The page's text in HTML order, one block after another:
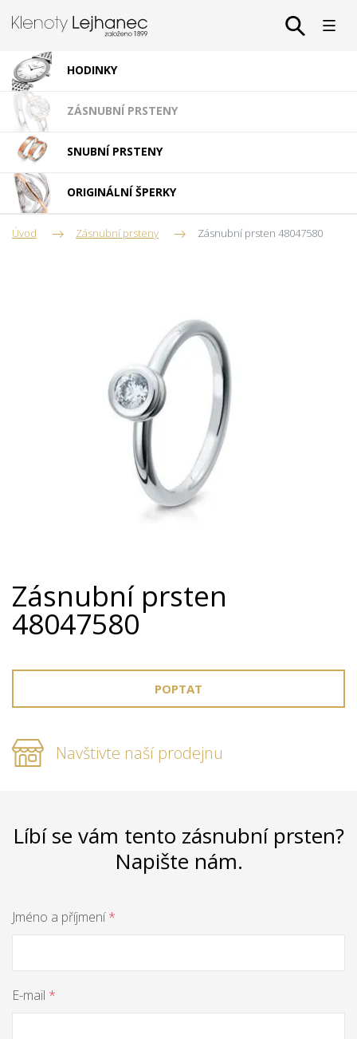
HODINKY
ZÁSNUBNÍ PRSTENY
SNUBNÍ PRSTENY
ORIGINÁLNÍ ŠPERKY
Úvod Zásnubní prsteny Zásnubní prsten 48047580
Zásnubní prsten
48047580
POPTAT
Navštivte naší prodejnu
Líbí se vám tento zásnubní prsten?
Napište nám.
Jméno a příjmení*
E-mail *